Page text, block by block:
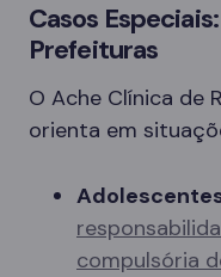
Casos
Prefeituras
O Ache Clínica de
orienta em
compulsória